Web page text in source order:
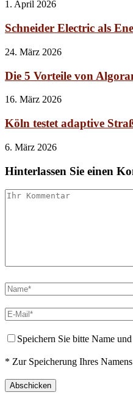
1. April 2026
Schneider Electric als
24. März 2026
Die 5 Vorteile von
16. März 2026
Köln testet adaptive
6. März 2026
Hinterlassen Sie einen
Speichern Sie bitte Name
* Zur Speicherung Ihres